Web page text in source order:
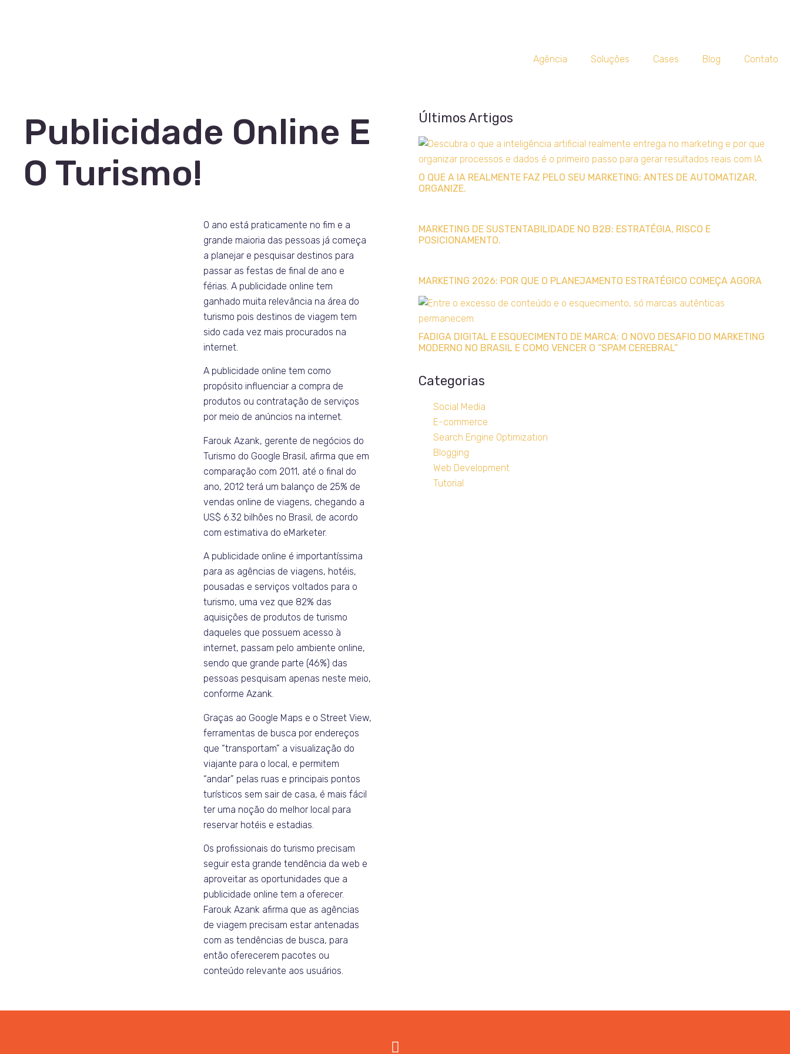
Agência Soluções Cases Blog Contato
Publicidade Online E
O Turismo!
O ano está praticamente no fim e a
grande maioria das pessoas já começa
a planejar e pesquisar destinos para
passar as festas de final de ano e
férias. A publicidade online tem
ganhado muita relevância na área do
turismo pois destinos de viagem tem
sido cada vez mais procurados na
internet.
A publicidade online tem como
propósito influenciar a compra de
produtos ou contratação de serviços
por meio de anúncios na internet.
Farouk Azank, gerente de negócios do
Turismo do Google Brasil, afirma que em
comparação com 2011, até o final do
ano, 2012 terá um balanço de 25% de
vendas online de viagens, chegando a
US$ 6.32 bilhões no Brasil, de acordo
com estimativa do eMarketer.
A publicidade online é importantíssima
para as agências de viagens, hotéis,
pousadas e serviços voltados para o
turismo, uma vez que 82% das
aquisições de produtos de turismo
daqueles que possuem acesso à
internet, passam pelo ambiente online,
sendo que grande parte (46%) das
pessoas pesquisam apenas neste meio,
conforme Azank.
Graças ao Google Maps e o Street View,
ferramentas de busca por endereços
que “transportam” a visualização do
viajante para o local, e permitem
“andar” pelas ruas e principais pontos
turísticos sem sair de casa, é mais fácil
ter uma noção do melhor local para
reservar hotéis e estadias.
Os profissionais do turismo precisam
seguir esta grande tendência da web e
aproveitar as oportunidades que a
publicidade online tem a oferecer.
Farouk Azank afirma que as agências
de viagem precisam estar antenadas
com as tendências de busca, para
então oferecerem pacotes ou
conteúdo relevante aos usuários.
Últimos Artigos
O QUE A IA REALMENTE FAZ PELO SEU MARKETING: ANTES DE AUTOMATIZAR,
ORGANIZE.
MARKETING DE SUSTENTABILIDADE NO B2B: ESTRATÉGIA, RISCO E
POSICIONAMENTO.
MARKETING 2026: POR QUE O PLANEJAMENTO ESTRATÉGICO COMEÇA AGORA
FADIGA DIGITAL E ESQUECIMENTO DE MARCA: O NOVO DESAFIO DO MARKETING
MODERNO NO BRASIL E COMO VENCER O “SPAM CEREBRAL”
Categorias
Social Media
E-commerce
Search Engine Optimization
Blogging
Web Development
Tutorial